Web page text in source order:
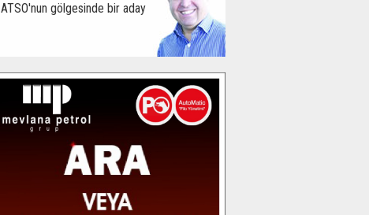
ATSO'nun gölgesinde bir aday